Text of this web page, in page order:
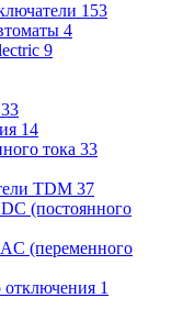
153
4
9
33
14
тока 33
TDM 37
(постоянного
(переменного
отключения 1